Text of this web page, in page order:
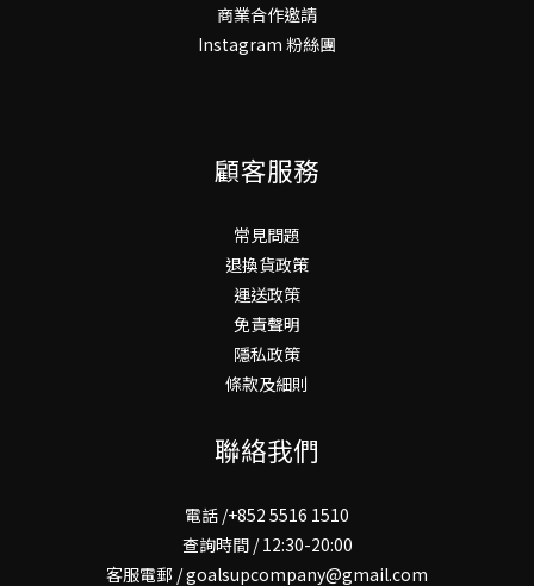
商業合作邀請
Instagram 粉絲團
顧客服務
常見問題
退換貨政策
運送政策
免責聲明
隱私政策
條款及細則
聯絡我們
電話 /+852 5516 1510
查詢時間 / 12:30-20:00
客服電郵 / goalsupcompany@gmail.com